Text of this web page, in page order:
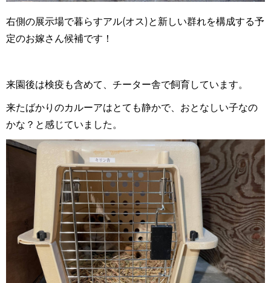
右側の展示場で暮らすアル(オス)と新しい群れを構成する予
定のお嫁さん候補です！
来園後は検疫も含めて、チーター舎で飼育しています。
来たばかりのカルーアはとても静かで、おとなしい子なの
かな？と感じていました。